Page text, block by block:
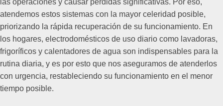
atendemos estos sistemas con la mayor celeridad posible,
priorizando la rápida recuperación de su funcionamiento. En
los hogares, electrodomésticos de uso diario como lavadoras,
frigoríficos y calentadores de agua son indispensables para la
rutina diaria, y es por esto que nos aseguramos de atenderlos
con urgencia, restableciendo su funcionamiento en el menor
tiempo posible.